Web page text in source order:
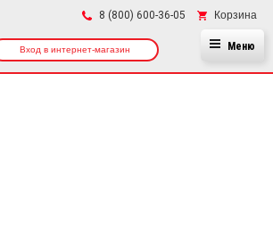
8 (800) 600-36-05 Корзина
Вход в интернет-магазин Меню
×